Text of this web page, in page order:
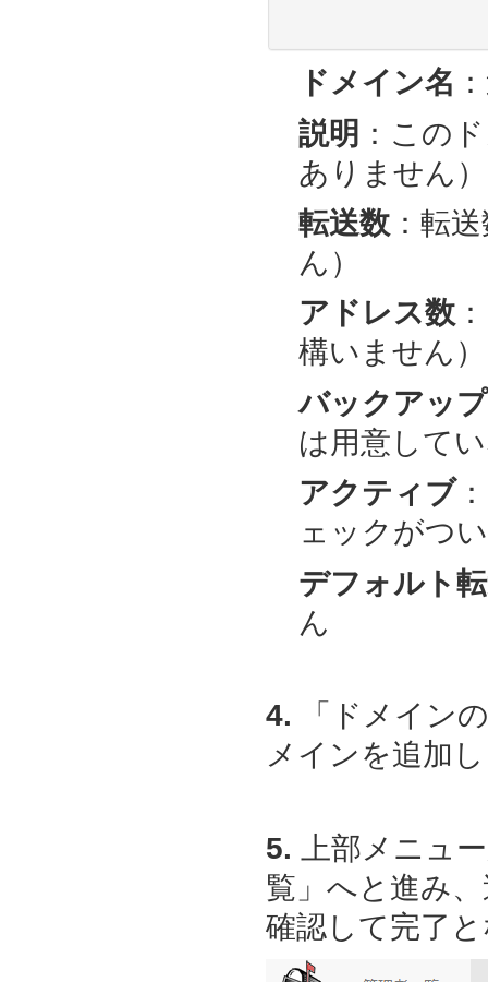
ドメイン名
説明 ：この
ありません）
転送数：転
ん）
アドレス数
構いません）
バックアッ
は用意して
アクティブ
ェックがつ
デフォルト
ん
4. 「ドメイン
メインを追加
5. 上部メニュ
覧」へと進み
確認して完了